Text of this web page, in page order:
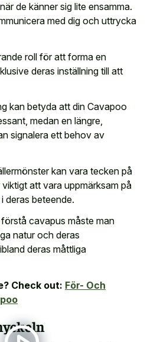
de känner sig lite ensamma.
med dig och uttrycka
roll för att forma en
deras inställning till att
kan betyda att din Cavapoo
medan en längre,
signalera ett behov av
kan vara tecken på
att vara uppmärksam på
deras beteende.
cavapus måste man
natur och deras
deras måttliga
Check out: För- Och